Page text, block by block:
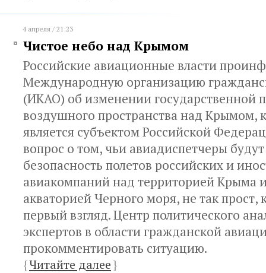
4 апреля / 21:23
Чистое небо над Крымом
Российские авиационные власти
Международную организацию
(ИКАО) об изменении государственной
воздушного пространства над Крымом,
является субъектом Российской
вопрос о том, чьи авиадиспетчеры
безопасность полетов российских и
авиакомпаний над территорией Крыма
акваторией Черного моря, не так прост,
первый взгляд. Центр политического
экспертов в области гражданской
прокомментировать ситуацию.
{Читайте далее}